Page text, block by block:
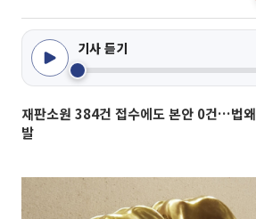
기사 듣기
재판소원 384건 접수에도 본안 0건…법
발